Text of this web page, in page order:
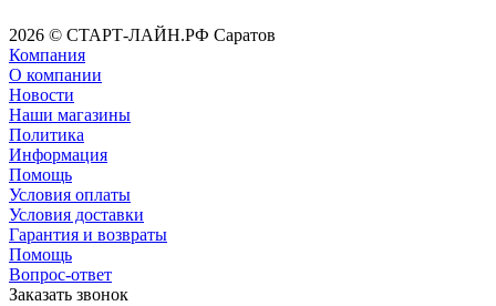
2026 © СТАРТ-ЛАЙН.РФ Саратов
Компания
О компании
Новости
Наши магазины
Политика
Информация
Помощь
Условия оплаты
Условия доставки
Гарантия и возвраты
Помощь
Вопрос-ответ
Заказать звонок